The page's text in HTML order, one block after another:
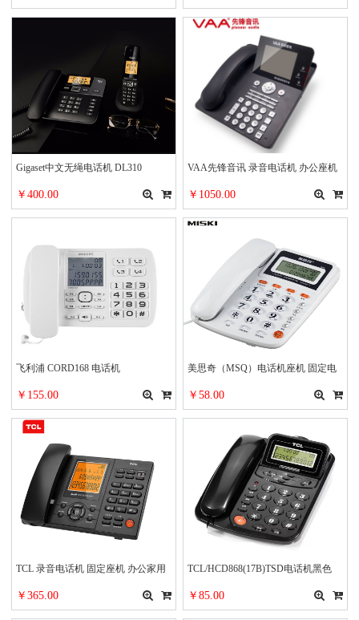
Gigaset中文无绳电话机 DL310
￥400.00
VAA先锋音讯 录音电话机 办公座机
固话自动录音600小时 中文菜单电话
本主人留言 CPU-610
￥1050.00
飞利浦 CORD168 电话机
￥155.00
美思奇（MSQ）电话机座机 固定电
话 办公家用 10组快捷拨号 免电池
8018白色（台）
￥58.00
TCL 录音电话机 固定座机 办公家用
插卡自动手动录音 电脑备份 客服呼
叫中心 88超级版
￥365.00
TCL/HCD868(17B)TSD电话机黑色
￥85.00